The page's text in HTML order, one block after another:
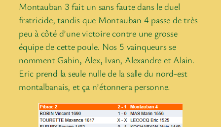
Montauban 3 fait un sans faute dans le duel
fratricide, tandis que Montauban 4 passe de très
peu à côté d’une victoire contre une grosse
équipe de cette poule. Nos 5 vainqueurs se
nomment Gabin, Alex, Ivan, Alexandre et Alain.
Eric prend la seule nulle de la salle du nord-est
montalbanais, et ça n’étonnera personne.